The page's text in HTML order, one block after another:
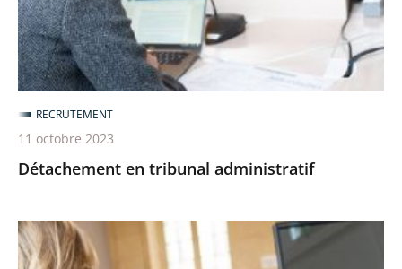
Détachement en tribunal administratif
RECRUTEMENT
11 octobre 2023
Tour
extérieur